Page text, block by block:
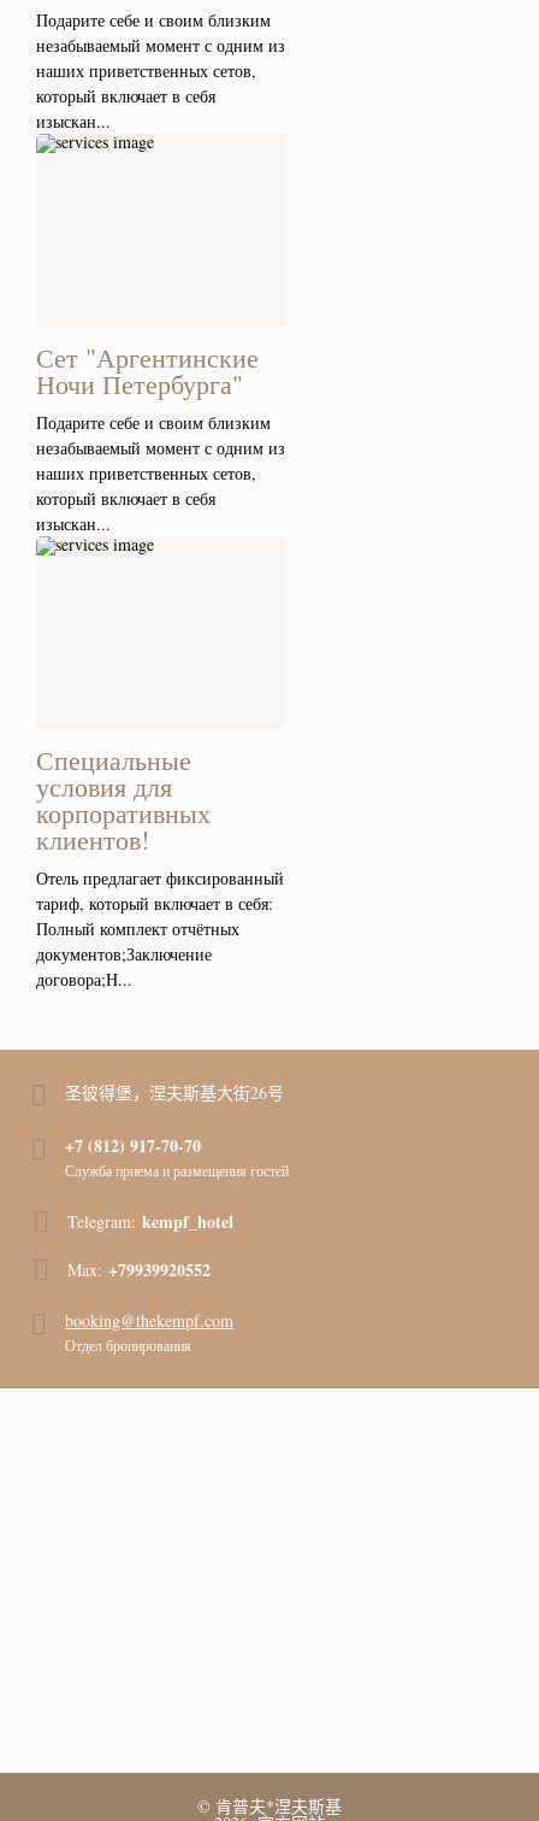
Подарите себе и своим близким
незабываемый момент с одним из
наших приветственных сетов,
который включает в себя
изыскан...
Сет "Аргентинские
Ночи Петербурга"
Подарите себе и своим близким
незабываемый момент с одним из
наших приветственных сетов,
который включает в себя
изыскан...
Специальные
условия для
корпоративных
клиентов!
Отель предлагает фиксированный
тариф, который включает в себя:
Полный комплект отчётных
документов;Заключение
договора;Н...
圣彼得堡，涅夫斯基大街26号
+7 (812) 917-70-70
Служба приема и размещения гостей
Telegram: kempf_hotel
Max: +79939920552
booking@thekempf.com
Отдел бронирования
© 肯普夫*涅夫斯基